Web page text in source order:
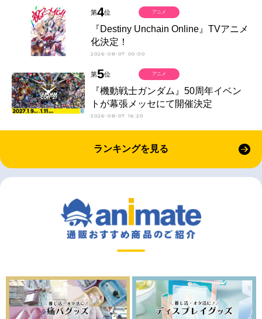
第4位
『Destiny Unchain Online』TVアニメ
化決定！
2026-08-07 00:00
アニメ
第5位
『機動戦士ガンダム』50周年イベン
トが幕張メッセにて開催決定
2026-08-07 16:20
アニメ
ランキングを見る